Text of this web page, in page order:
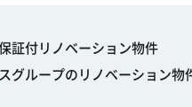
証付リノベーション物件
グループのリノベーション